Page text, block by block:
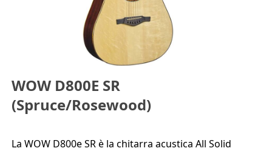
WOW D800E SR
(Spruce/Rosewood)
La WOW D800e SR è la chitarra acustica All Solid